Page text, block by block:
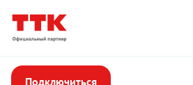
Подключиться